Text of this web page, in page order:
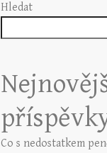
Hledat
Co s nedostatkem